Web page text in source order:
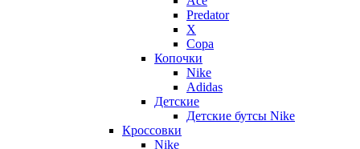
Predator
X
Copa
Копочки
Nike
Adidas
Детские
Детские бутсы Nike
Кроссовки
Nike